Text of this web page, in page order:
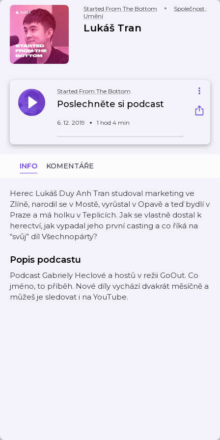
Started From The Bottom Společnost,
Umění
Lukáš Tran
Started From The Bottom
Poslechněte si podcast
6. 12. 2019 1 hod 4 min
INFO KOMENTÁŘE
Herec Lukáš Duy Anh Tran studoval marketing ve
Zlíně, narodil se v Mostě, vyrůstal v Opavě a teď bydlí v
Praze a má holku v Teplicích. Jak se vlastně dostal k
herectví, jak vypadal jeho první casting a co říká na
“svůj” díl Všechnopárty?
Popis podcastu
Podcast Gabriely Heclové a hostů v režii GoOut. Co
jméno, to příběh. Nové díly vychází dvakrát měsíčně a
můžeš je sledovat i na YouTube.